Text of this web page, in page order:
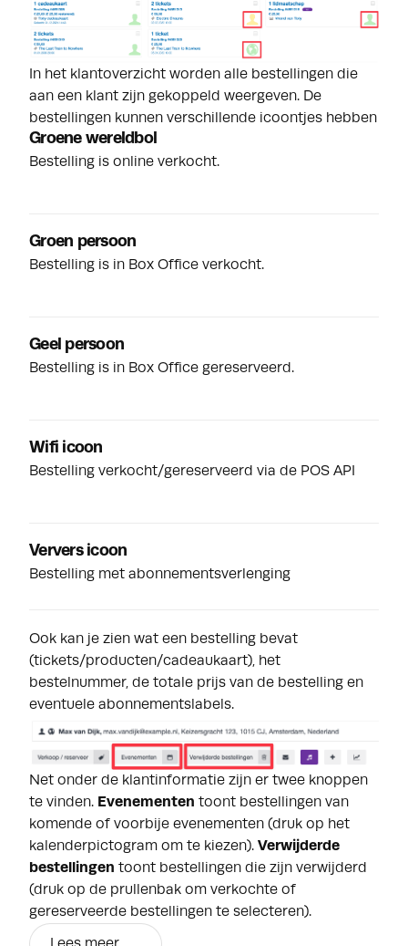
In het klantoverzicht worden alle bestellingen die
aan een klant zijn gekoppeld weergeven. De
bestellingen kunnen verschillende icoontjes hebben
Groene wereldbol
Bestelling is online verkocht.
Groen persoon
Bestelling is in Box Office verkocht.
Geel persoon
Bestelling is in Box Office gereserveerd.
Wifi icoon
Bestelling verkocht/gereserveerd via de POS API
Ververs icoon
Bestelling met abonnementsverlenging
Ook kan je zien wat een bestelling bevat
(tickets/producten/cadeaukaart), het
bestelnummer, de totale prijs van de bestelling en
eventuele abonnementslabels.
Net onder de klantinformatie zijn er twee knoppen
te vinden. Evenementen toont bestellingen van
komende of voorbije evenementen (druk op het
kalenderpictogram om te kiezen). Verwijderde
bestellingen toont bestellingen die zijn verwijderd
(druk op de prullenbak om verkochte of
gereserveerde bestellingen te selecteren).